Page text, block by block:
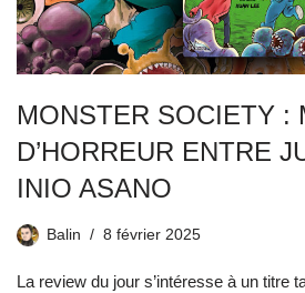
MONSTER SOCIETY :
D’HORREUR ENTRE
INIO ASANO
Balin 8 février 2025
La review du jour s’intéresse à un titre